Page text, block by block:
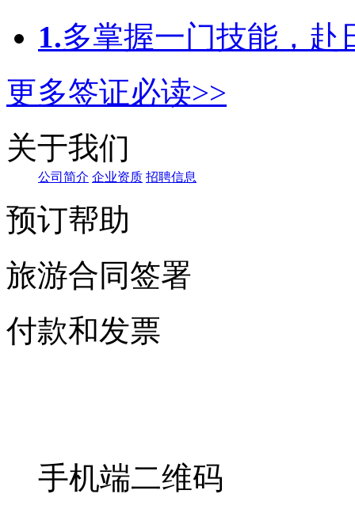
1.多掌握一门技能，赴
更多签证必读>>
关于我们
公司简介 企业资质 招聘信息
预订帮助
旅游合同签署
付款和发票
手机端二维码